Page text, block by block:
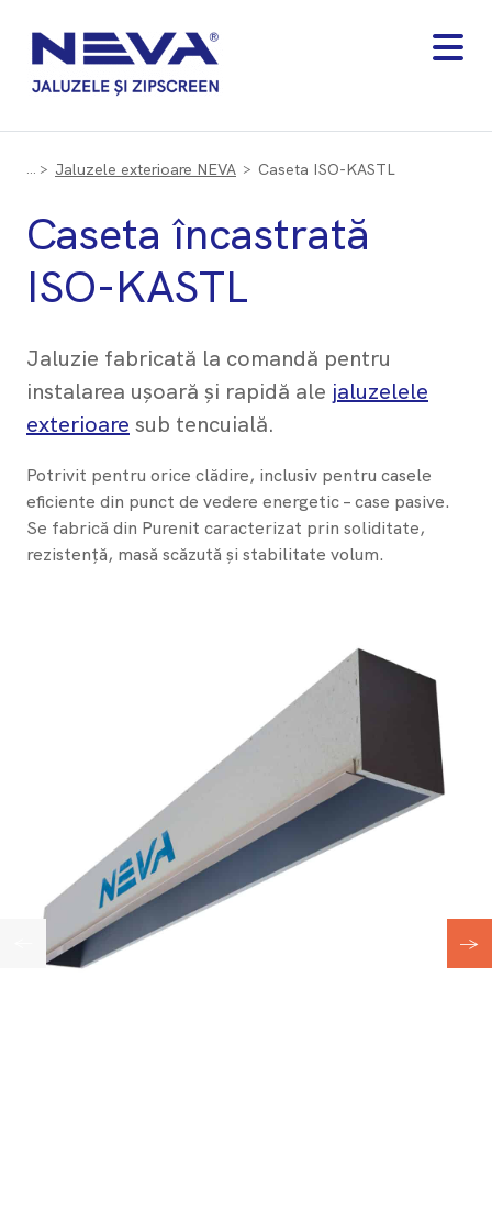
Jaluzele exterioare NEVA Caseta ISO-KASTL
Caseta încastrată
ISO-KASTL
Jaluzie fabricată la comandă pentru
instalarea ușoară și rapidă ale jaluzelele
exterioare sub tencuială.
Potrivit pentru orice clădire, inclusiv pentru casele
eficiente din punct de vedere energetic – case pasive.
Se fabrică din Purenit caracterizat prin soliditate,
rezistență, masă scăzută și stabilitate volum.
→